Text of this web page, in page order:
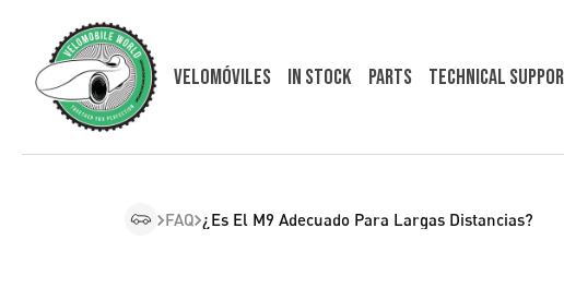
Velomóviles In Stock Parts Technical
FAQ ¿Es El M9 Adecuado Para Largas Distancias?